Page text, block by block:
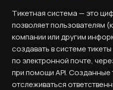
Тикетная система — это
позволяет пользователям
компании или другим
создавать в системе
по электронной почте,
при помощи API. Созданные
отслеживаться